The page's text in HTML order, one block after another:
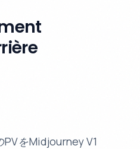
をMidjourney V1